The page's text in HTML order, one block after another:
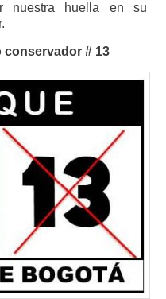
nuestra huella en su
conservador # 13